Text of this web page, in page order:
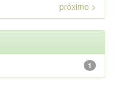
próximo >
1